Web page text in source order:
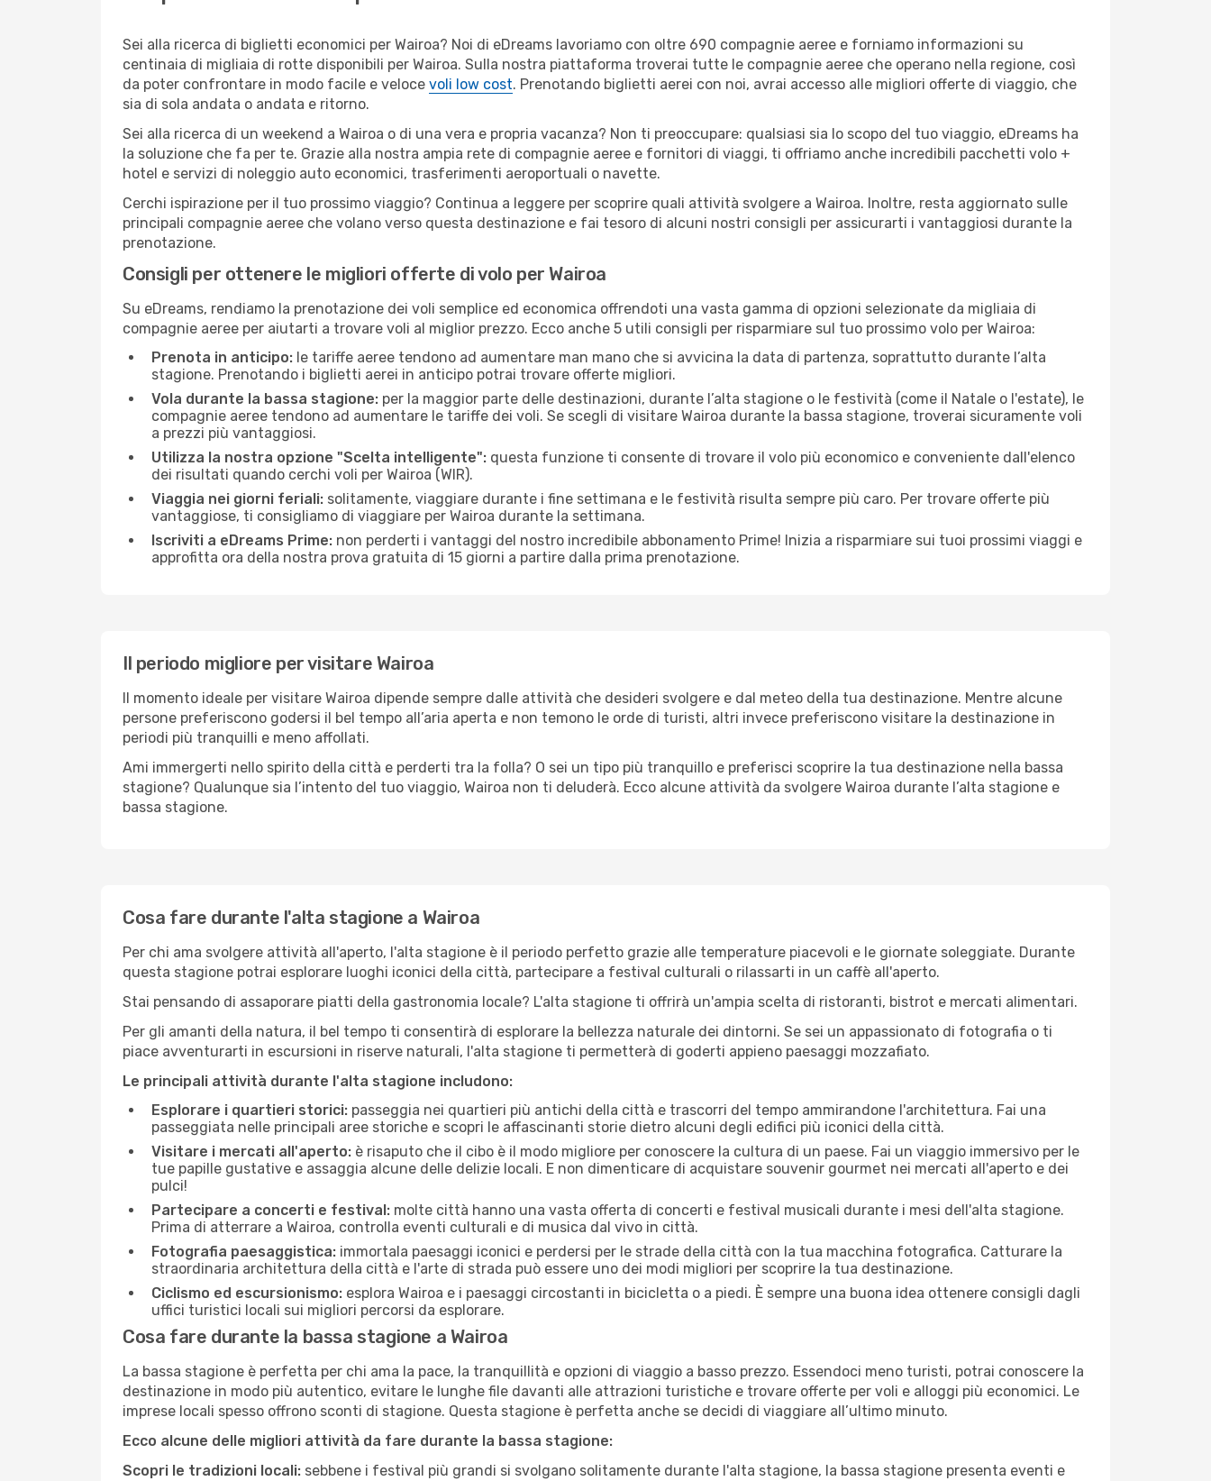
Sei alla ricerca di biglietti economici per Wairoa? Noi di eDreams lavoriamo con oltre 690 compagnie aeree e forniamo informazioni su
centinaia di migliaia di rotte disponibili per Wairoa. Sulla nostra piattaforma troverai tutte le compagnie aeree che operano nella regione, così
da poter confrontare in modo facile e veloce voli low cost. Prenotando biglietti aerei con noi, avrai accesso alle migliori offerte di viaggio, che
sia di sola andata o andata e ritorno.
Sei alla ricerca di un weekend a Wairoa o di una vera e propria vacanza? Non ti preoccupare: qualsiasi sia lo scopo del tuo viaggio, eDreams ha
la soluzione che fa per te. Grazie alla nostra ampia rete di compagnie aeree e fornitori di viaggi, ti offriamo anche incredibili pacchetti volo +
hotel e servizi di noleggio auto economici, trasferimenti aeroportuali o navette.
Cerchi ispirazione per il tuo prossimo viaggio? Continua a leggere per scoprire quali attività svolgere a Wairoa. Inoltre, resta aggiornato sulle
principali compagnie aeree che volano verso questa destinazione e fai tesoro di alcuni nostri consigli per assicurarti i vantaggiosi durante la
prenotazione.
Consigli per ottenere le migliori offerte di volo per Wairoa
Su eDreams, rendiamo la prenotazione dei voli semplice ed economica offrendoti una vasta gamma di opzioni selezionate da migliaia di
compagnie aeree per aiutarti a trovare voli al miglior prezzo. Ecco anche 5 utili consigli per risparmiare sul tuo prossimo volo per Wairoa:
Prenota in anticipo: le tariffe aeree tendono ad aumentare man mano che si avvicina la data di partenza, soprattutto durante l’alta
stagione. Prenotando i biglietti aerei in anticipo potrai trovare offerte migliori.
Vola durante la bassa stagione: per la maggior parte delle destinazioni, durante l’alta stagione o le festività (come il Natale o l'estate), le
compagnie aeree tendono ad aumentare le tariffe dei voli. Se scegli di visitare Wairoa durante la bassa stagione, troverai sicuramente voli
a prezzi più vantaggiosi.
Utilizza la nostra opzione "Scelta intelligente": questa funzione ti consente di trovare il volo più economico e conveniente dall'elenco
dei risultati quando cerchi voli per Wairoa (WIR).
Viaggia nei giorni feriali: solitamente, viaggiare durante i fine settimana e le festività risulta sempre più caro. Per trovare offerte più
vantaggiose, ti consigliamo di viaggiare per Wairoa durante la settimana.
Iscriviti a eDreams Prime: non perderti i vantaggi del nostro incredibile abbonamento Prime! Inizia a risparmiare sui tuoi prossimi viaggi e
approfitta ora della nostra prova gratuita di 15 giorni a partire dalla prima prenotazione.
Il periodo migliore per visitare Wairoa
Il momento ideale per visitare Wairoa dipende sempre dalle attività che desideri svolgere e dal meteo della tua destinazione. Mentre alcune
persone preferiscono godersi il bel tempo all’aria aperta e non temono le orde di turisti, altri invece preferiscono visitare la destinazione in
periodi più tranquilli e meno affollati.
Ami immergerti nello spirito della città e perderti tra la folla? O sei un tipo più tranquillo e preferisci scoprire la tua destinazione nella bassa
stagione? Qualunque sia l’intento del tuo viaggio, Wairoa non ti deluderà. Ecco alcune attività da svolgere Wairoa durante l’alta stagione e
bassa stagione.
Cosa fare durante l'alta stagione a Wairoa
Per chi ama svolgere attività all'aperto, l'alta stagione è il periodo perfetto grazie alle temperature piacevoli e le giornate soleggiate. Durante
questa stagione potrai esplorare luoghi iconici della città, partecipare a festival culturali o rilassarti in un caffè all'aperto.
Stai pensando di assaporare piatti della gastronomia locale? L'alta stagione ti offrirà un'ampia scelta di ristoranti, bistrot e mercati alimentari.
Per gli amanti della natura, il bel tempo ti consentirà di esplorare la bellezza naturale dei dintorni. Se sei un appassionato di fotografia o ti
piace avventurarti in escursioni in riserve naturali, l'alta stagione ti permetterà di goderti appieno paesaggi mozzafiato.
Le principali attività durante l'alta stagione includono:
Esplorare i quartieri storici: passeggia nei quartieri più antichi della città e trascorri del tempo ammirandone l'architettura. Fai una
passeggiata nelle principali aree storiche e scopri le affascinanti storie dietro alcuni degli edifici più iconici della città.
Visitare i mercati all'aperto: è risaputo che il cibo è il modo migliore per conoscere la cultura di un paese. Fai un viaggio immersivo per le
tue papille gustative e assaggia alcune delle delizie locali. E non dimenticare di acquistare souvenir gourmet nei mercati all'aperto e dei
pulci!
Partecipare a concerti e festival: molte città hanno una vasta offerta di concerti e festival musicali durante i mesi dell'alta stagione.
Prima di atterrare a Wairoa, controlla eventi culturali e di musica dal vivo in città.
Fotografia paesaggistica: immortala paesaggi iconici e perdersi per le strade della città con la tua macchina fotografica. Catturare la
straordinaria architettura della città e l'arte di strada può essere uno dei modi migliori per scoprire la tua destinazione.
Ciclismo ed escursionismo: esplora Wairoa e i paesaggi circostanti in bicicletta o a piedi. È sempre una buona idea ottenere consigli dagli
uffici turistici locali sui migliori percorsi da esplorare.
Cosa fare durante la bassa stagione a Wairoa
La bassa stagione è perfetta per chi ama la pace, la tranquillità e opzioni di viaggio a basso prezzo. Essendoci meno turisti, potrai conoscere la
destinazione in modo più autentico, evitare le lunghe file davanti alle attrazioni turistiche e trovare offerte per voli e alloggi più economici. Le
imprese locali spesso offrono sconti di stagione. Questa stagione è perfetta anche se decidi di viaggiare all’ultimo minuto.
Ecco alcune delle migliori attività da fare durante la bassa stagione:
Scopri le tradizioni locali: sebbene i festival più grandi si svolgano solitamente durante l'alta stagione, la bassa stagione presenta eventi e